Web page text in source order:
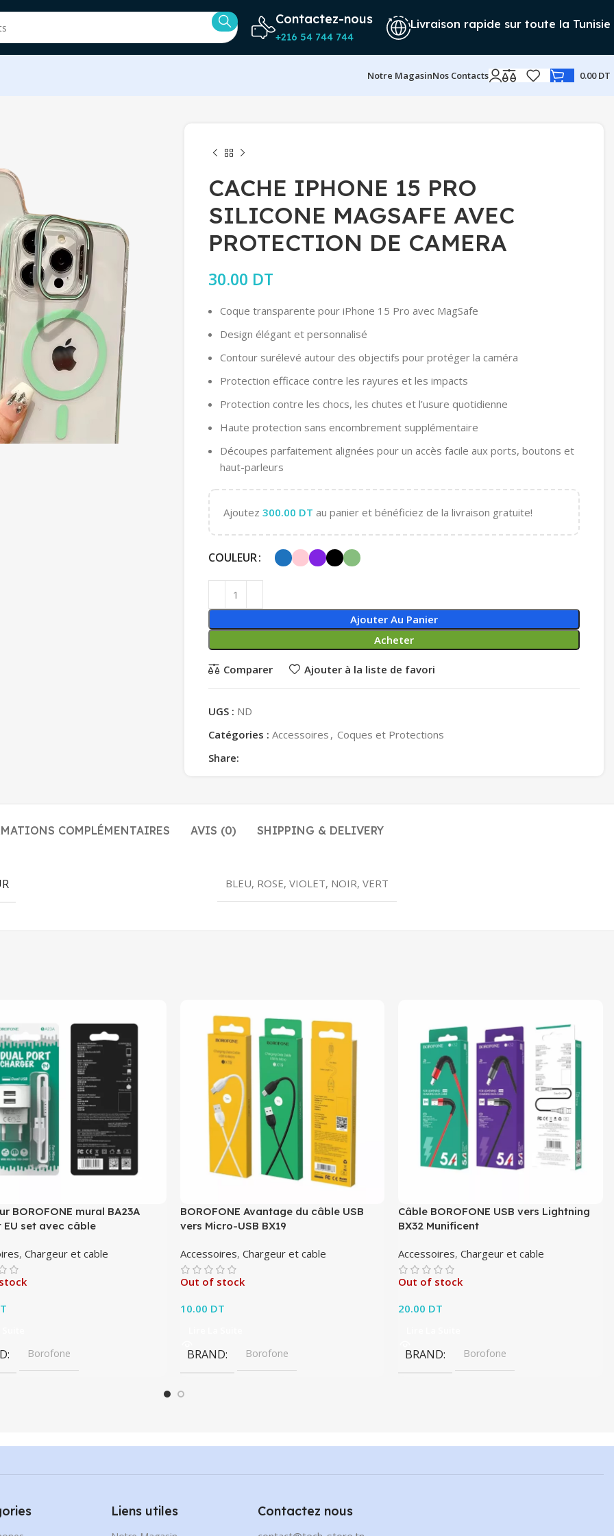
Contactez-nous
+216 54 744 744
Livraison rapide sur toute la Tunisie
Notre MagasinNos Contacts 0.00DT
CACHE IPHONE 15 PRO
SILICONE MAGSAFE AVEC
PROTECTION DE CAMERA
30.00 DT
Coque transparente pour iPhone 15 Pro avec MagSafe
Design élégant et personnalisé
Contour surélevé autour des objectifs pour protéger la caméra
Protection efficace contre les rayures et les impacts
Protection contre les chocs, les chutes et l’usure quotidienne
Haute protection sans encombrement supplémentaire
Découpes parfaitement alignées pour un accès facile aux ports, boutons et
haut-parleurs
Ajoutez 300.00 DT au panier et bénéficiez de la livraison gratuite!
COULEUR
Ajouter Au Panier
Acheter
Comparer Ajouter à la liste de favori
UGS : ND
Catégories : Accessoires , Coques et Protections
Share:
COMPLÉMENTAIRES AVIS (0) SHIPPING & DELIVERY
BLEU, ROSE, VIOLET, NOIR, VERT
BOROFONE mural BA23A
EU set avec câble
,Chargeur et cable
Borofone
BOROFONE Avantage du câble USB
vers Micro-USB BX19
Accessoires,Chargeur et cable
Out of stock
10.00 DT
BRAND Borofone
Câble BOROFONE USB vers Lightning
BX32 Munificent
Accessoires,Chargeur et cable
Out of stock
20.00 DT
BRAND Borofone
Liens utiles Contactez nous